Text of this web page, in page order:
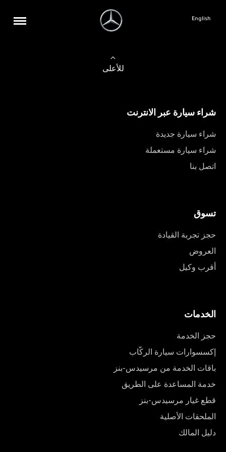
English
للأعلى
شراء سيارة عبر الانترنت
شراء سيارة جديدة
شراء سيارة مستعملة
اتصل بنا
تسوق
حجز تجربة القيادة
العروض
أقرب وكيل
الخدمات
حجز الخدمة
إكسسوارات سيارة الركّاب
باقات الخدمة من مرسيدس-بنز
خدمة المساعدة على الطريق
قطع غيار مرسيدس-بنز
الملحقات الأصلية
دليل المالك